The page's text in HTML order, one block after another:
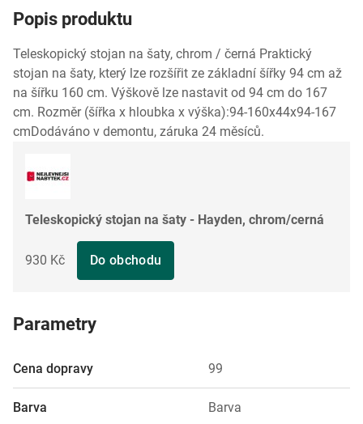
Popis produktu
Teleskopický stojan na šaty, chrom / černá Praktický
stojan na šaty, který lze rozšířit ze základní šířky 94 cm až
na šířku 160 cm. Výškově lze nastavit od 94 cm do 167
cm. Rozměr (šířka x hloubka x výška):94-160x44x94-167
cmDodáváno v demontu, záruka 24 měsíců.
Teleskopický stojan na šaty - Hayden, chrom/cerná
930 Kč Do obchodu
Parametry
Cena dopravy 99
Barva Barva